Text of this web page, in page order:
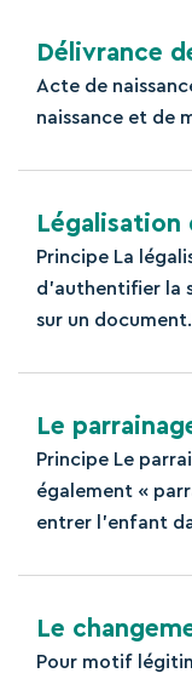
Délivrance
Acte de
naissance et de
Légalisation
Principe La
d’authentifier la
sur un
Le
Principe Le
également «
entrer l’enfant
Le
Pour motif